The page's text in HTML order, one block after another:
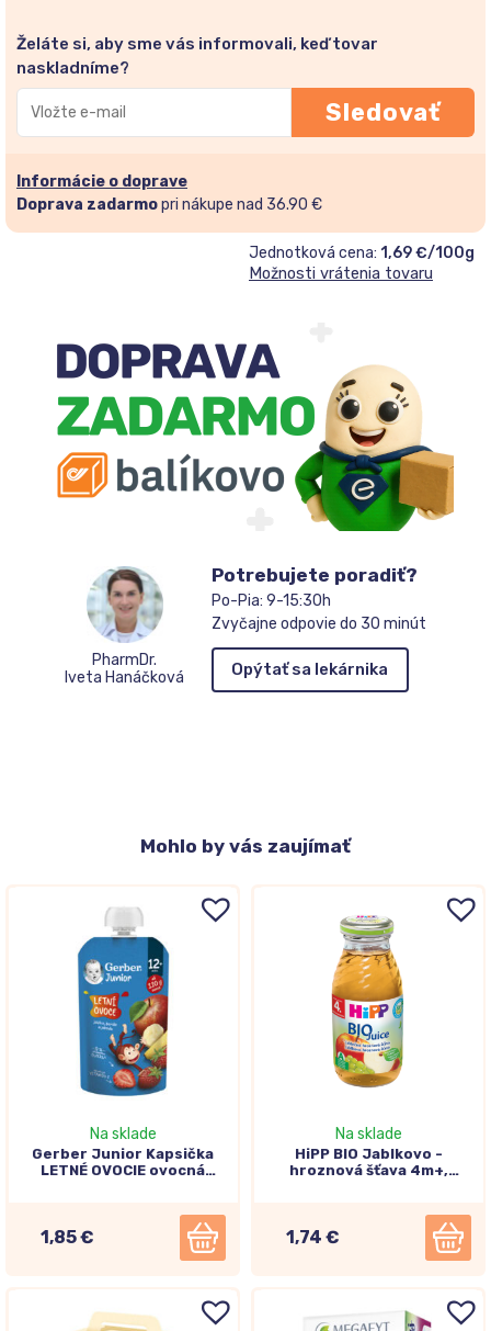
Želáte si, aby sme vás informovali, keď tovar
naskladníme?
mailovú
adresu
a
čakateľov
Sledovať
Informácie o doprave
Doprava zadarmopri nákupe nad 36.90 €
Jednotková cena: 1,69 €/100g
Možnosti vrátenia tovaru
PharmDr.
Iveta Hanáčková
Potrebujete poradiť?
Po-Pia: 9-15:30h
Zvyčajne odpovie do 30 minút
Opýtať sa lekárnika
Mohlo by vás zaujímať
Na sklade
Gerber Junior Kapsička
LETNÉ OVOCIE ovocná
1,85 €
Na sklade
HiPP BIO Jablkovo -
hroznová šťava 4m+,
1,74 €